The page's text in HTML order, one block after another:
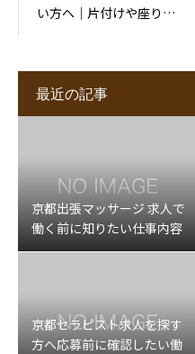
い方へ｜片付けや座り姿
最近の記事
京都出張マッサージ 求人で
働く前に知りたい仕事内容
京都セラピスト求人を探す
方へ応募前に確認したい働